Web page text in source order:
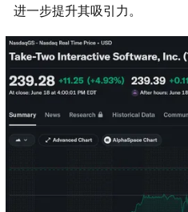
进一步提升其吸引力。